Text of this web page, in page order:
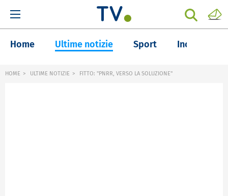
Home Ultime notizie Sport Inchieste
HOME ULTIME NOTIZIE FITTO: "PNRR, VERSO LA SOLUZIONE"